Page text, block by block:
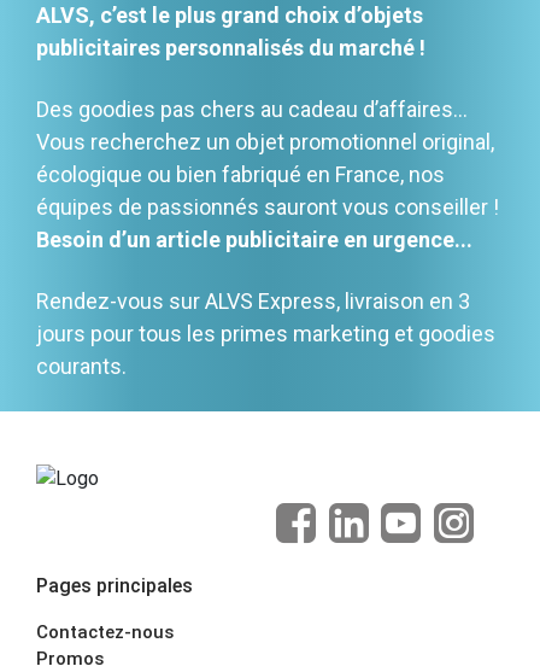
ALVS, c’est le plus grand choix d’objets
publicitaires personnalisés du marché !
Des goodies pas chers au cadeau d’affaires…
Vous recherchez un objet promotionnel original,
écologique ou bien fabriqué en France, nos
équipes de passionnés sauront vous conseiller !
Besoin d’un article publicitaire en urgence...
Rendez-vous sur ALVS Express, livraison en 3
jours pour tous les primes marketing et goodies
courants.
Pages principales
Contactez-nous
Promos